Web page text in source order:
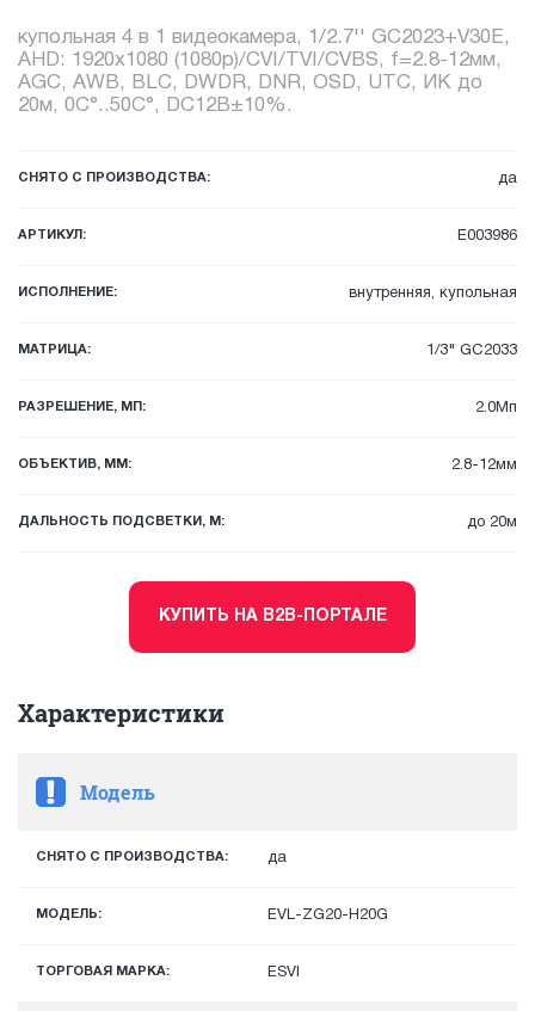
купольная 4 в 1 видеокамера, 1/2.7'' GC2023+V30E,
AHD: 1920х1080 (1080p)/CVI/TVI/CVBS, f=2.8-12мм,
AGC, AWB, BLC, DWDR, DNR, OSD, UTC, ИК до
20м, 0C°..50C°, DC12В±10%.
СНЯТО С ПРОИЗВОДСТВА: да
АРТИКУЛ: E003986
ИСПОЛНЕНИЕ: внутренняя, купольная
МАТРИЦА: 1/3" GC2033
РАЗРЕШЕНИЕ, МП: 2.0Мп
ОБЪЕКТИВ, ММ: 2.8-12мм
ДАЛЬНОСТЬ ПОДСВЕТКИ, М: до 20м
КУПИТЬ НА B2B-ПОРТАЛЕ
Характеристики
Модель
СНЯТО С ПРОИЗВОДСТВА: да
МОДЕЛЬ: EVL-ZG20-H20G
ТОРГОВАЯ МАРКА: ESVI